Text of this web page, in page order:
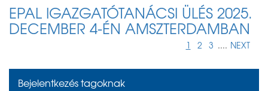
EPAL IGAZGATÓTANÁCSI ÜLÉS 2025.
DECEMBER 4-ÉN AMSZTERDAMBAN
1 2 3 .... NEXT
Bejelentkezés tagoknak